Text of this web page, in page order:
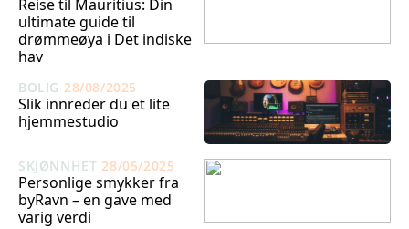
Reise til Mauritius: Din
ultimate guide til
drømmeøya i Det indiske
hav
BOLIG 28/08/2025
Slik innreder du et lite
hjemmestudio
SKJØNNHET 28/05/2025
Personlige smykker fra
byRavn – en gave med
varig verdi